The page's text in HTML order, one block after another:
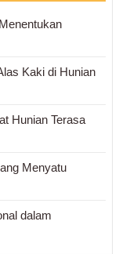
Kaki di Hunian
Hunian Terasa
Menyatu
dalam